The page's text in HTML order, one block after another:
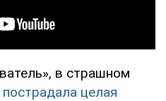
в страшном
пострадала целая